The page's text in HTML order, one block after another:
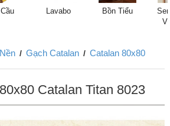
Lavabo Bồn Tiểu
/ Gạch Catalan / Catalan 80x80
Catalan Titan 8023